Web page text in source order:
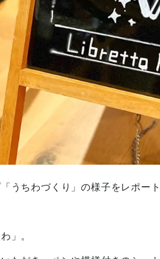
うちわづくり」の様子をレポー
」。